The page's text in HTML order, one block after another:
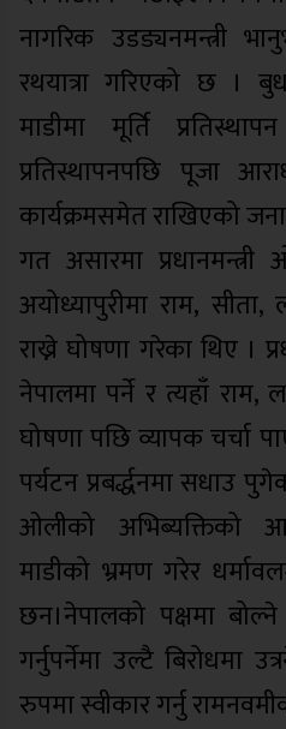
नागरिक उडड्यनमन्त्री
रथयात्रा गरिएको छ ।
माडीमा मूर्ति
प्रतिस्थापनपछि पूजा
कार्यक्रमसमेत राखिएको
गत असारमा प्रधानमन्त्री
अयोध्यापुरीमा राम,
राख्ने घोषणा गरेका थिए ।
नेपालमा पर्ने र त्यहाँ राम,
घोषणा पछि व्यापक चर्चा
पर्यटन प्रबर्द्धनमा सधाउ
ओलीको अभिब्यक्तिको
माडीको भ्रमण गरेर
छन।नेपालको पक्षमा
गर्नुपर्नेमा उल्टै बिरोधमा
रुपमा स्वीकार गर्नु